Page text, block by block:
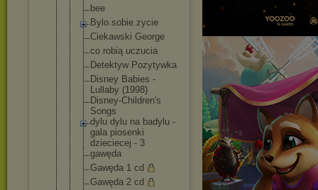
bee
Bylo.sobie.zycie
Ciekawski George
co robią uczucia
Detektyw Pozytywka
Disney Babies -
Lullaby (1998)
Disney-Chil dren's
Songs
dylu dylu na badylu -
gala piosenki
dzieciecej - 3
gawęda
Gawęda 1 cd
Gawęda 2 cd